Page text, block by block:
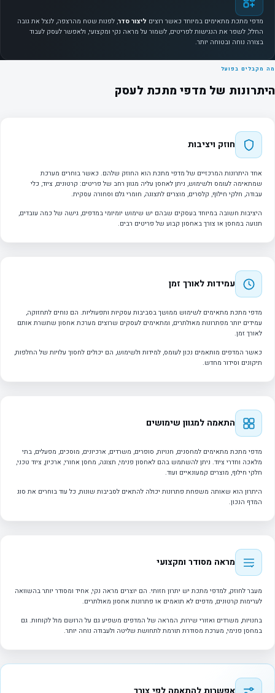
מדפי מתכת מתאימים במיוחד כאשר רוצים ליצור סדר, לפנות שטח מהרצפה, לנצל את גובה
החלל, לשפר את הנגישות לפריטים, לשמור על מראה נקי ומקצועי, ולאפשר לעסק לעבוד
בצורה נוחה ובטוחה יותר.
מה מקבלים בפועל
היתרונות של מדפי מתכת לעסק
חוזק ויציבות
אחד היתרונות המרכזיים של מדפי מתכת הוא החוזק שלהם. כאשר בוחרים מערכת
שמתאימה לעומס ולשימוש, ניתן לאחסן עליה מגוון רחב של פריטים: קרטונים, ציוד, כלי
עבודה, חלקי חילוף, קלסרים, מוצרים לתצוגה, חומרי גלם וסחורה עסקית.
היציבות חשובה במיוחד בעסקים שבהם יש שימוש יומיומי במדפים, גישה של כמה עובדים,
תנועה במחסן או צורך באחסון קבוע של פריטים רבים.
עמידות לאורך זמן
מדפי מתכת מתאימים לשימוש ממושך בסביבות עסקיות ותפעוליות. הם נוחים לתחזוקה,
עמידים יותר מפתרונות מאולתרים, ומתאימים לעסקים שרוצים מערכת אחסון שתשרת אותם
לאורך זמן.
כאשר המדפים מותאמים נכון לעומס, למידות ולשימוש, הם יכולים לחסוך עלויות של החלפות,
תיקונים וסידור מחדש.
התאמה למגוון שימושים
מדפי מתכת מתאימים למחסנים, חנויות, סופרים, משרדים, ארכיונים, מוסכים, מפעלים, בתי
מלאכה וחדרי ציוד. ניתן להשתמש בהם לאחסון פנימי, תצוגה, מחסן אחורי, ארכיון, ציוד טכני,
חלקי חילוף, מוצרים קמעונאיים ועוד.
היתרון הוא שאותה משפחת פתרונות יכולה להתאים לסביבות שונות, כל עוד בוחרים את סוג
המדף הנכון.
מראה מסודר ומקצועי
מעבר לחוזק, למדפי מתכת יש יתרון חזותי. הם יוצרים מראה נקי, אחיד ומסודר יותר בהשוואה
לערימות קרטונים, מדפים לא תואמים או פתרונות אחסון מאולתרים.
בחנויות, משרדים ואזורי שירות, המראה של המדפים משפיע גם על הרושם מול לקוחות. גם
במחסן פנימי, מערכת מסודרת תורמת לתחושת שליטה ולעבודה נוחה יותר.